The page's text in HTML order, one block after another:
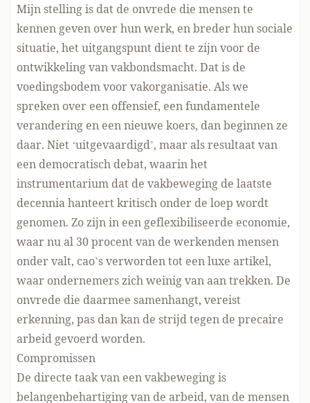
Mijn stelling is dat de onvrede die mensen te
kennen geven over hun werk, en breder hun sociale
situatie, het uitgangspunt dient te zijn voor de
ontwikkeling van vakbondsmacht. Dat is de
voedingsbodem voor vakorganisatie. Als we
spreken over een offensief, een fundamentele
verandering en een nieuwe koers, dan beginnen ze
daar. Niet ‘uitgevaardigd’, maar als resultaat van
een democratisch debat, waarin het
instrumentarium dat de vakbeweging de laatste
decennia hanteert kritisch onder de loep wordt
genomen. Zo zijn in een geflexibiliseerde economie,
waar nu al 30 procent van de werkenden mensen
onder valt, cao’s verworden tot een luxe artikel,
waar ondernemers zich weinig van aan trekken. De
onvrede die daarmee samenhangt, vereist
erkenning, pas dan kan de strijd tegen de precaire
arbeid gevoerd worden.
Compromissen
De directe taak van een vakbeweging is
belangenbehartiging van de arbeid, van de mensen